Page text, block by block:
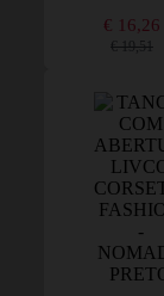
€ 16,26
€ 19,51